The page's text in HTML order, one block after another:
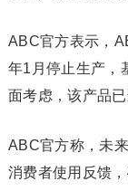
ABC官方表示，
年1月停止生产，
面考虑，该产品
ABC官方称，未
消费者使用反馈